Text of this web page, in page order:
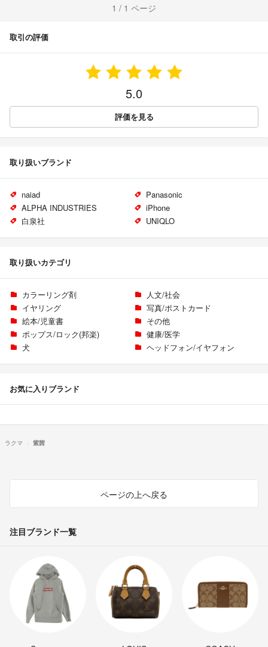
1 / 1 ページ
取引の評価
5.0
評価を見る
取り扱いブランド
naiad
Panasonic
ALPHA INDUSTRIES
iPhone
白泉社
UNIQLO
取り扱いカテゴリ
カラーリング剤
人文/社会
イヤリング
写真/ポストカード
絵本/児童書
その他
ポップス/ロック(邦楽)
健康/医学
犬
ヘッドフォン/イヤフォン
お気に入りブランド
ラクマ 紫茜
ページの上へ戻る
注目ブランド一覧